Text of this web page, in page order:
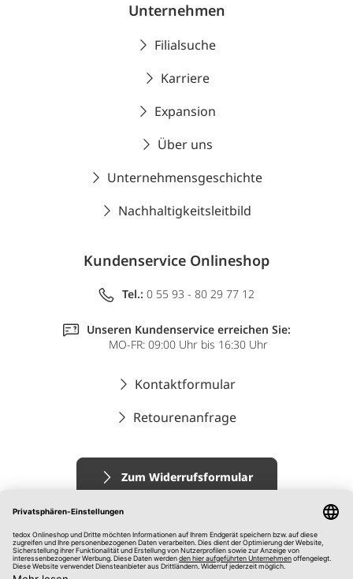
Unternehmen
Filialsuche
Karriere
Expansion
Über uns
Unternehmensgeschichte
Nachhaltigkeitsleitbild
Kundenservice Onlineshop
Tel.: 0 55 93 - 80 29 77 12
Unseren Kundenservice erreichen Sie:
MO-FR: 09:00 Uhr bis 16:30 Uhr
Kontaktformular
Retourenanfrage
Zum Widerrufsformular
Impressum
AGB